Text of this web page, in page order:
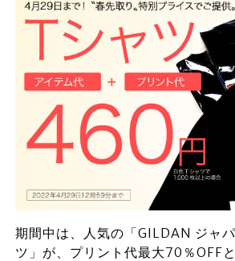
期間中は、人気の「GILDAN ジャ
ツ」が、プリント代最大70％OFFと